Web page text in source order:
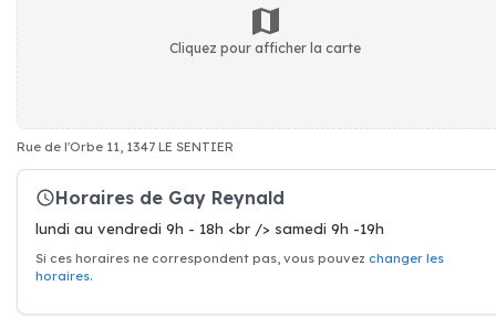
Cliquez pour afficher la carte
Rue de l'Orbe 11, 1347 LE SENTIER
Horaires de Gay Reynald
lundi au vendredi 9h - 18h <br /> samedi 9h -19h
Si ces horaires ne correspondent pas, vous pouvez changer les
horaires.